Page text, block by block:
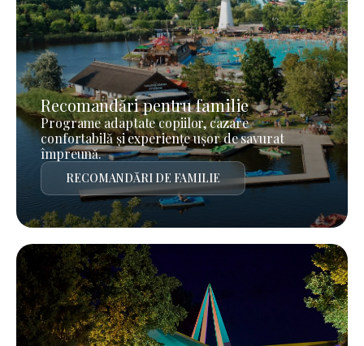
Recomandări pentru familie
Programe adaptate copiilor, cazare
confortabilă și experiențe ușor de savurat
împreună.
RECOMANDĂRI DE FAMILIE